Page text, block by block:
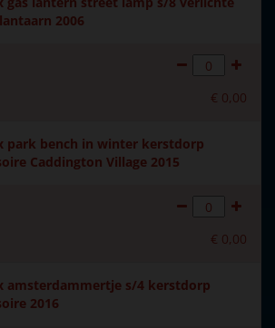
Nee
2006
€ 0,00
park bench in winter kerstdorp
Caddington Village 2015
€ 0,00
amsterdammertje s/4 kerstdorp
2016